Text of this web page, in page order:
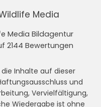
Media
Media Bildagentur
2144 Bewertungen
Inhalte auf dieser
und
Vervielfältigung,
Wiedergabe ist ohne